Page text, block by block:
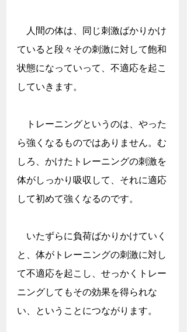
人間の体は、同じ刺激ばかりかけ
ていると段々その刺激に対して飽和
状態になっていって、不適応を起こ
していきます。
トレーニングというのは、やった
ら強くなるものではありません。む
しろ、かけたトレーニングの刺激を
体がしっかり吸収して、それに適応
して初めて強くなるのです。
いたずらに負荷ばかりかけていく
と、体がトレーニングの刺激に対し
て不適応を起こし、せっかくトレー
ニングしてもその効果を得られな
い、ということにつながります。